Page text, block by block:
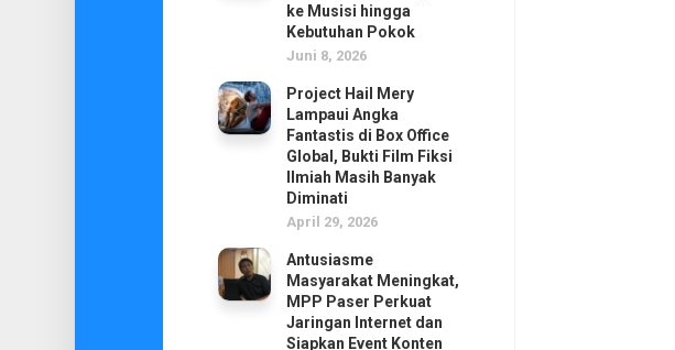
ke Musisi hingga
Kebutuhan Pokok
Juni 8, 2026
Project Hail Mery
Lampaui Angka
Fantastis di Box Office
Global, Bukti Film Fiksi
Ilmiah Masih Banyak
Diminati
April 29, 2026
Antusiasme
Masyarakat Meningkat,
MPP Paser Perkuat
Jaringan Internet dan
Siapkan Event Konten